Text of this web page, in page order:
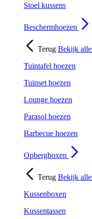
Stoel kussens
Beschermhoezen
Terug Bekijk
Tuintafel hoezen
Tuinset hoezen
Lounge hoezen
Parasol hoezen
Barbecue hoezen
Opbergboxen
Terug Bekijk
Kussenboxen
Kussentassen